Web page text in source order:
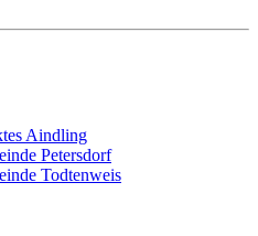
Aindling
Petersdorf
Todtenweis